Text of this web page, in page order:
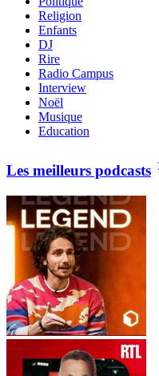
Religion
Enfants
DJ
Rire
Radio Campus
Interview
Noël
Musique
Education
Les meilleurs podcasts